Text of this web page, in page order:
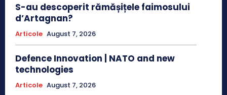
S-au descoperit rămășițele faimosului
d’Artagnan?
Articole August 7, 2026
Defence Innovation | NATO and new
technologies
Articole August 7, 2026